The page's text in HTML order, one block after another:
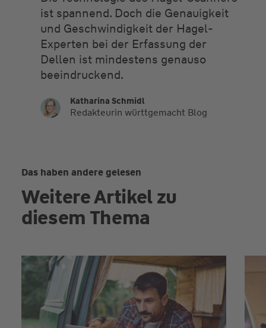
ist spannend. Doch die Genauigkeit
und Geschwindigkeit der Hagel-
Experten bei der Erfassung der
Dellen ist mindestens genauso
beeindruckend.
Katharina Schmidl
Redakteurin württgemacht Blog
Das haben andere gelesen
Weitere Artikel zu
diesem Thema